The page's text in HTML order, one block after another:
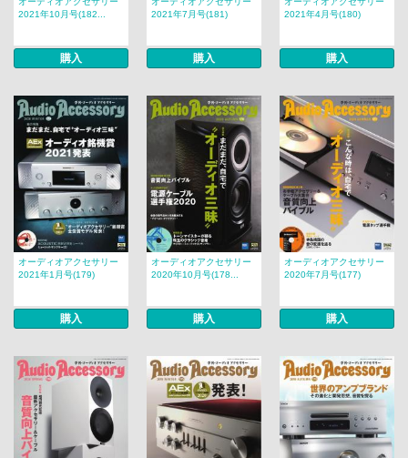
2021年10月号(182...
購入
2021年7月号(181)
購入
2021年4月号(180)
購入
オーディオアクセサリー
2021年1月号(179)
購入
オーディオアクセサリー
2020年10月号(178...
購入
オーディオアクセサリー
2020年7月号(177)
購入